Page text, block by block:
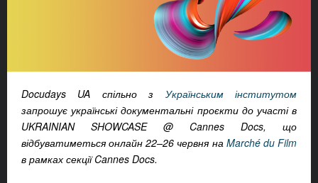
Docudays UA спільно з Українським інститутом
запрошує українські документальні проєкти до участі в
UKRAINIAN SHOWCASE @ Cannes Docs, що
відбуватиметься онлайн 22–26 червня на Marché du Film
в рамках секції Cannes Docs.